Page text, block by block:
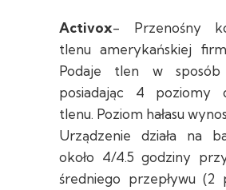
Activox- Przenośny
tlenu amerykańskiej
Podaje tlen w sposób
posiadając 4 poziomy
tlenu. Poziom hałasu
Urządzenie działa na
około 4/4.5 godziny
średniego przepływu (2